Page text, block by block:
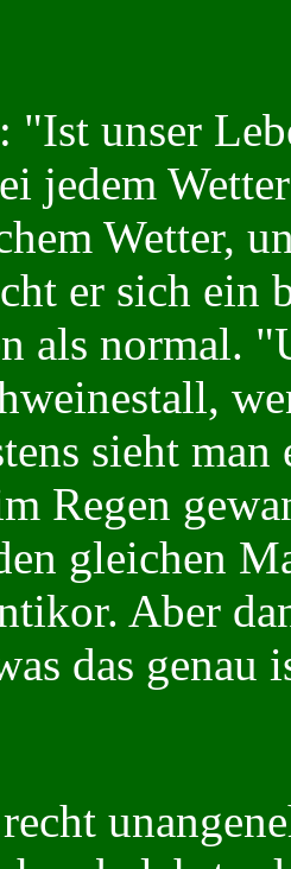
"Ist unser
jedem
Wetter,
er sich ein
als normal.
sieht man
Regen
gleichen
Aber
das genau